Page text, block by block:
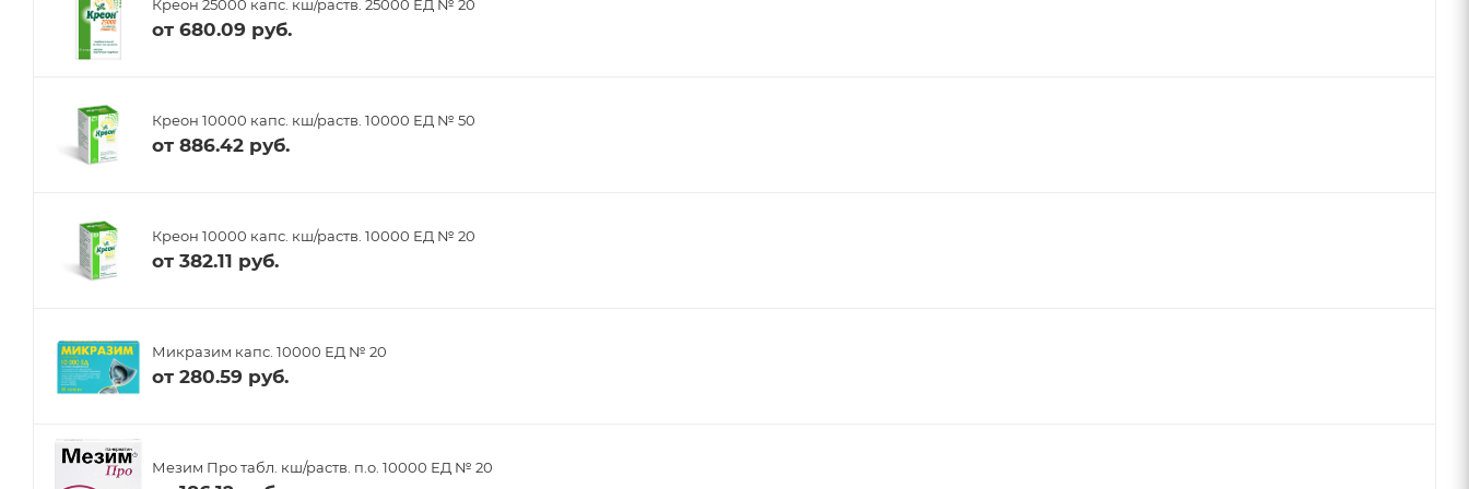
Креон 25000 капс. кш/раств. 25000 ЕД № 20
от 680.09 руб.
Креон 10000 капс. кш/раств. 10000 ЕД № 50
от 886.42 руб.
Креон 10000 капс. кш/раств. 10000 ЕД № 20
от 382.11 руб.
Микразим капс. 10000 ЕД № 20
от 280.59 руб.
Мезим Про табл. кш/раств. п.о. 10000 ЕД № 20